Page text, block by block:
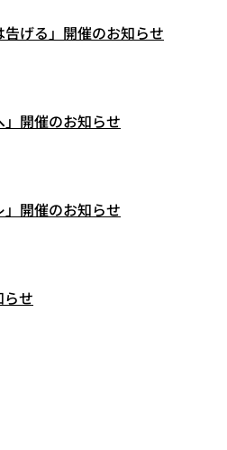
げる」開催のお知らせ
開催のお知らせ
開催のお知らせ
せ